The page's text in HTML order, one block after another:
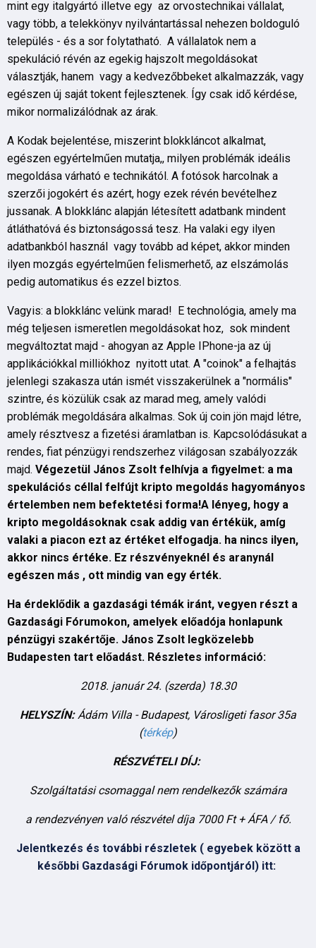
mint egy italgyártó illetve egy az orvostechnikai vállalat,
vagy több, a telekkönyv nyilvántartással nehezen boldoguló
település - és a sor folytatható. A vállalatok nem a
spekuláció révén az egekig hajszolt megoldásokat
választják, hanem vagy a kedvezőbbeket alkalmazzák, vagy
egészen új saját tokent fejlesztenek. Így csak idő kérdése,
mikor normalizálódnak az árak.
A Kodak bejelentése, miszerint blokkláncot alkalmat,
egészen egyértelműen mutatja,, milyen problémák ideális
megoldása várható e technikától. A fotósok harcolnak a
szerzői jogokért és azért, hogy ezek révén bevételhez
jussanak. A blokklánc alapján létesített adatbank mindent
átláthatóvá és biztonságossá tesz. Ha valaki egy ilyen
adatbankból használ vagy tovább ad képet, akkor minden
ilyen mozgás egyértelműen felismerhető, az elszámolás
pedig automatikus és ezzel biztos.
Vagyis: a blokklánc velünk marad! E technológia, amely ma
még teljesen ismeretlen megoldásokat hoz, sok mindent
megváltoztat majd - ahogyan az Apple IPhone-ja az új
applikációkkal milliókhoz nyitott utat. A "coinok" a felhajtás
jelenlegi szakasza után ismét visszakerülnek a "normális"
szintre, és közülük csak az marad meg, amely valódi
problémák megoldására alkalmas. Sok új coin jön majd létre,
amely résztvesz a fizetési áramlatban is. Kapcsolódásukat a
rendes, fiat pénzügyi rendszerhez világosan szabályozzák
majd. Végezetül János Zsolt felhívja a figyelmet: a ma
spekulációs céllal felfújt kripto megoldás hagyományos
értelemben nem befektetési forma!A lényeg, hogy a
kripto megoldásoknak csak addig van értékük, amíg
valaki a piacon ezt az értéket elfogadja. ha nincs ilyen,
akkor nincs értéke. Ez részvényeknél és aranynál
egészen más , ott mindig van egy érték.
Ha érdeklődik a gazdasági témák iránt, vegyen részt a
Gazdasági Fórumokon, amelyek előadója honlapunk
pénzügyi szakértője. János Zsolt legközelebb
Budapesten tart előadást. Részletes információ:
2018. január 24. (szerda) 18.30
HELYSZÍN:Ádám Villa - Budapest, Városligeti fasor 35a
(térkép)
RÉSZVÉTELI DÍJ:
Szolgáltatási csomaggal nem rendelkezők számára
a rendezvényen való részvétel díja 7000 Ft + ÁFA / fő.
Jelentkezés és további részletek ( egyebek között a
későbbi Gazdasági Fórumok időpontjáról) itt: